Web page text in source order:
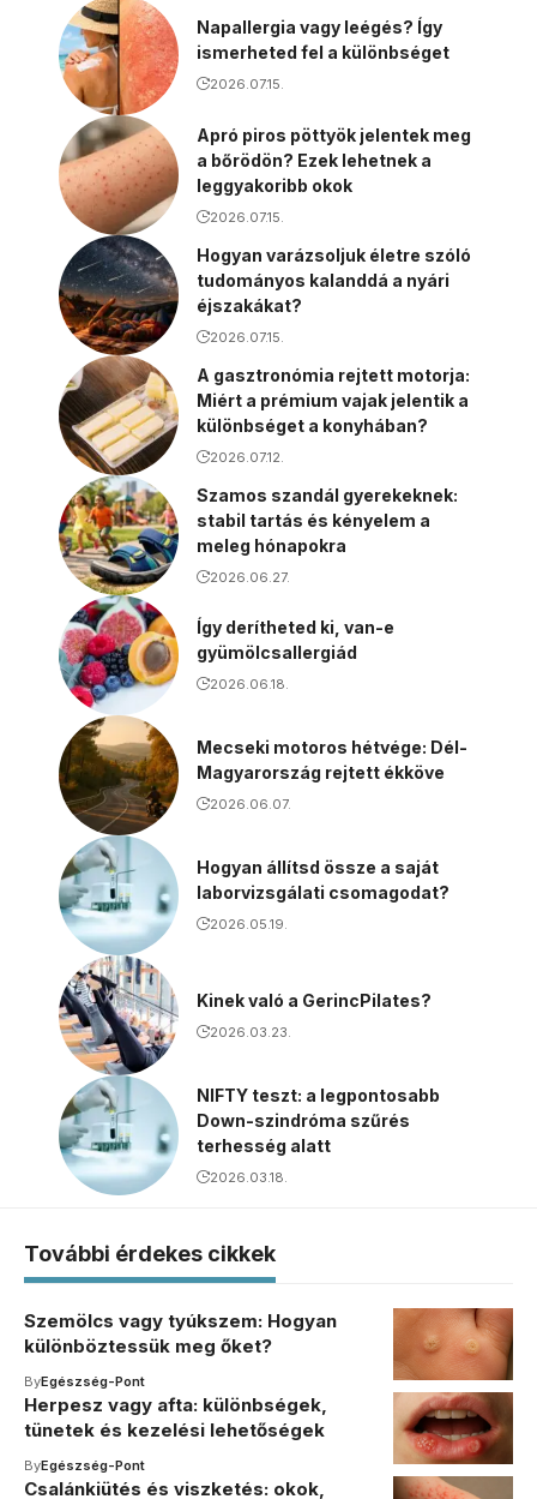
Napallergia vagy leégés? Így
ismerheted fel a különbséget
2026.07.15.
Apró piros pöttyök jelentek meg
a bőrödön? Ezek lehetnek a
leggyakoribb okok
2026.07.15.
Hogyan varázsoljuk életre szóló
tudományos kalanddá a nyári
éjszakákat?
2026.07.15.
A gasztronómia rejtett motorja:
Miért a prémium vajak jelentik a
különbséget a konyhában?
2026.07.12.
Szamos szandál gyerekeknek:
stabil tartás és kényelem a
meleg hónapokra
2026.06.27.
Így derítheted ki, van-e
gyümölcsallergiád
2026.06.18.
Mecseki motoros hétvége: Dél-
Magyarország rejtett ékköve
2026.06.07.
Hogyan állítsd össze a saját
laborvizsgálati csomagodat?
2026.05.19.
Kinek való a GerincPilates?
2026.03.23.
NIFTY teszt: a legpontosabb
Down-szindróma szűrés
terhesség alatt
2026.03.18.
További érdekes cikkek
Szemölcs vagy tyúkszem: Hogyan
különböztessük meg őket?
ByEgészség-Pont
Herpesz vagy afta: különbségek,
tünetek és kezelési lehetőségek
ByEgészség-Pont
Csalánkiütés és viszketés: okok,